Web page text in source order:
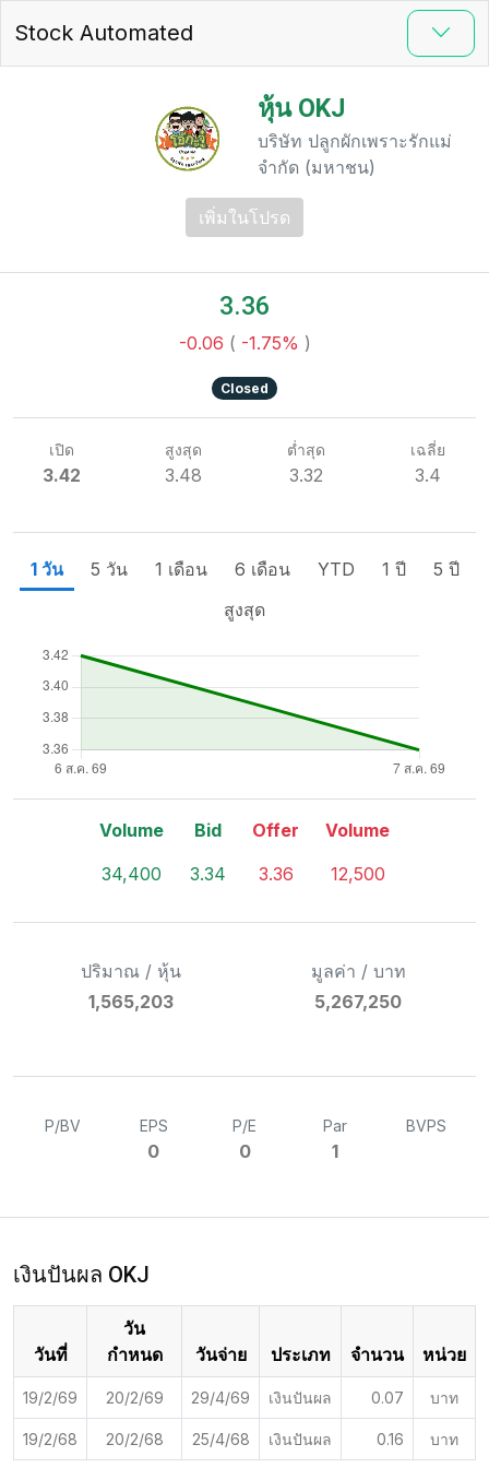
Stock Automated
หุ้น OKJ
บริษัท ปลูกผักเพราะรักแม่
จำกัด (มหาชน)
เพิ่มในโปรด
3.36
-0.06 ( -1.75% )
Closed
เปิด
3.42
สูงสุด
3.48
ต่ำสุด
3.32
เฉลี่ย
3.4
1 วัน 5 วัน 1 เดือน 6 เดือน YTD 1 ปี
5 ปี
สูงสุด
Volume
34,400
Bid
3.34
Offer
3.36
Volume
12,500
ปริมาณ / หุ้น
1,565,203
มูลค่า / บาท
5,267,250
P/BV EPS
0
P/E
0
Par
1
BVPS
เงินปันผล OKJ
วันที่
วัน
กำหนด
วันจ่าย ประเภท จำนวน หน่วย
19/2/69 20/2/69 29/4/69 เงินปันผล 0.07 บาท
19/2/68 20/2/68 25/4/68 เงินปันผล 0.16 บาท